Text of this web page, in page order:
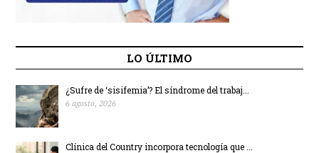
LO ÚLTIMO
¿Sufre de ‘sisifemia’? El síndrome del trabaj...
6 agosto, 2026
Clínica del Country incorpora tecnología que ...